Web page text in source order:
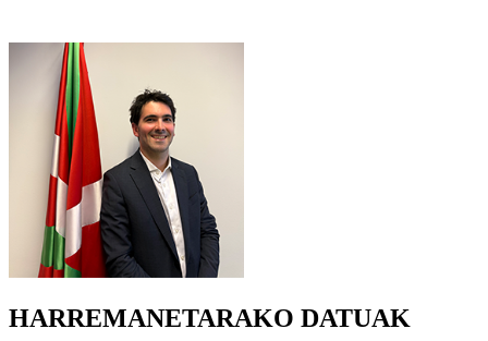
HARREMANETARAKO DATUAK